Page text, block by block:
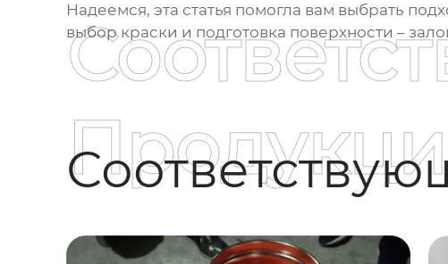
Надеемся, эта статья помогла вам выбрать
выбор краски и подготовка поверхности –